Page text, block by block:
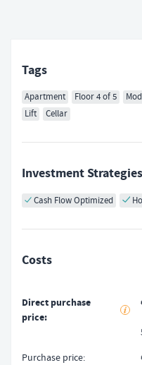
Tags
Apartment Floor 4 of 5
Lift
Cellar
Investment Strategies
Cash Flow Optimized
Costs
Direct purchase
price
Purchase price